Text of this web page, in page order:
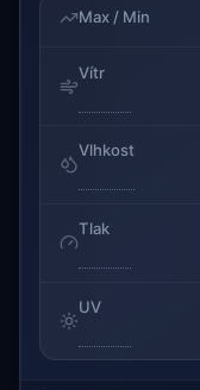
Max / Min
Vítr
Vlhkost
Tlak
UV